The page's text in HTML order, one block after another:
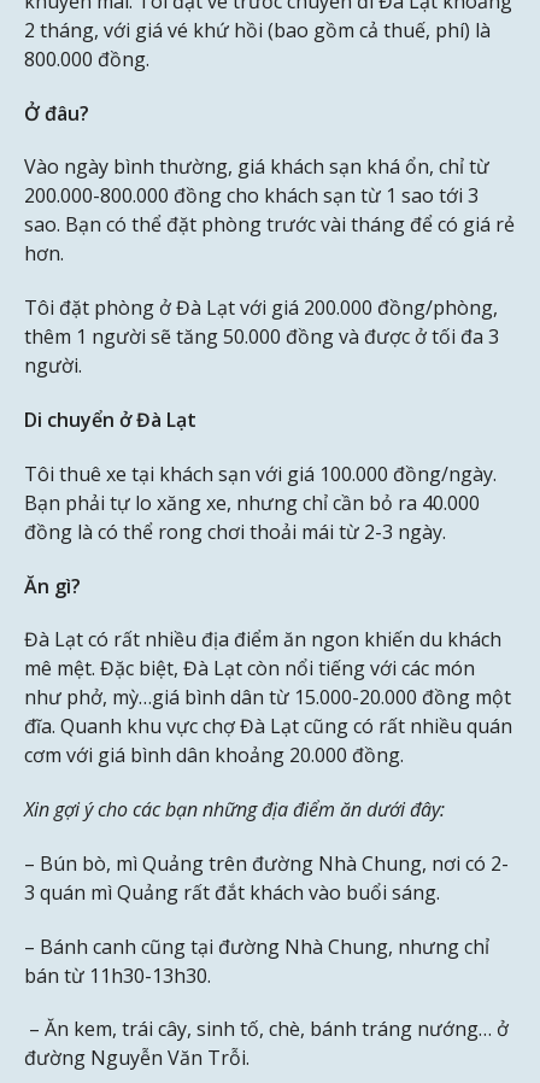
2 tháng, với giá vé khứ hồi (bao gồm cả thuế, phí) là
800.000 đồng.
Ở đâu?
Vào ngày bình thường, giá khách sạn khá ổn, chỉ từ
200.000-800.000 đồng cho khách sạn từ 1 sao tới 3
sao. Bạn có thể đặt phòng trước vài tháng để có giá rẻ
hơn.
Tôi đặt phòng ở Đà Lạt với giá 200.000 đồng/phòng,
thêm 1 người sẽ tăng 50.000 đồng và được ở tối đa 3
người.
Di chuyển ở Đà Lạt
Tôi thuê xe tại khách sạn với giá 100.000 đồng/ngày.
Bạn phải tự lo xăng xe, nhưng chỉ cần bỏ ra 40.000
đồng là có thể rong chơi thoải mái từ 2-3 ngày.
Ăn gì?
Đà Lạt có rất nhiều địa điểm ăn ngon khiến du khách
mê mệt. Đặc biệt, Đà Lạt còn nổi tiếng với các món
như phở, mỳ…giá bình dân từ 15.000-20.000 đồng một
đĩa. Quanh khu vực chợ Đà Lạt cũng có rất nhiều quán
cơm với giá bình dân khoảng 20.000 đồng.
Xin gợi ý cho các bạn những địa điểm ăn dưới đây:
– Bún bò, mì Quảng trên đường Nhà Chung, nơi có 2-
3 quán mì Quảng rất đắt khách vào buổi sáng.
– Bánh canh cũng tại đường Nhà Chung, nhưng chỉ
bán từ 11h30-13h30.
– Ăn kem, trái cây, sinh tố, chè, bánh tráng nướng… ở
đường Nguyễn Văn Trỗi.